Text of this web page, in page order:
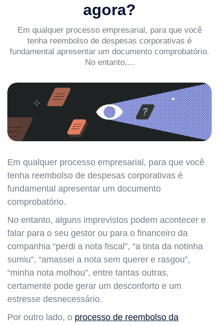
agora?
Em qualquer processo empresarial, para que você
tenha reembolso de despesas corporativas é
fundamental apresentar um documento comprobatório.
No entanto,...
Em qualquer processo empresarial, para que você
tenha reembolso de despesas corporativas é
fundamental apresentar um documento
comprobatório.
No entanto, alguns imprevistos podem acontecer e
falar para o seu gestor ou para o financeiro da
companhia “perdi a nota fiscal”, “a tinta da notinha
sumiu”, “amassei a nota sem querer e rasgou”,
“minha nota molhou”, entre tantas outras,
certamente pode gerar um desconforto e um
estresse desnecessário.
Por outro lado, o processo de reembolso da